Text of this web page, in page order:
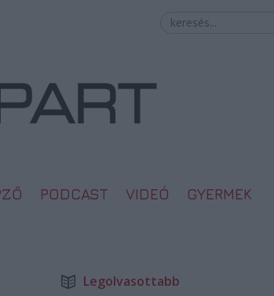
PODCAST VIDEÓ GYERMEK
Legolvasottabb